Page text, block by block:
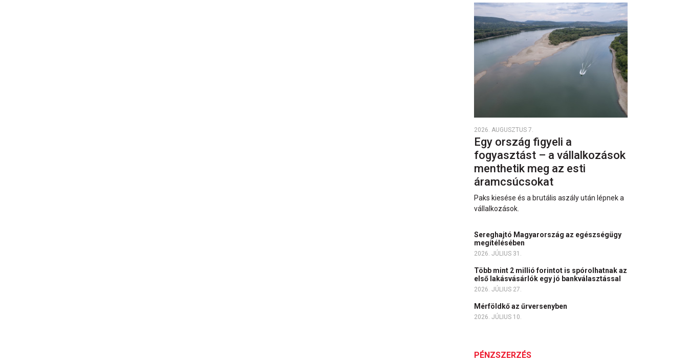
2026. AUGUSZTUS 7.
Egy ország figyeli a
fogyasztást – a vállalkozások
menthetik meg az esti
áramcsúcsokat
Paks kiesése és a brutális aszály után lépnek a
vállalkozások.
Sereghajtó Magyarország az egészségügy
megítélésében
2026. JÚLIUS 31.
Több mint 2 millió forintot is spórolhatnak az
első lakásvásárlók egy jó bankválasztással
2026. JÚLIUS 27.
Mérföldkő az űrversenyben
2026. JÚLIUS 10.
PÉNZSZERZÉS